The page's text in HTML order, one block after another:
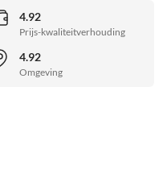
4.92
Prijs-kwaliteitverhouding
4.92
Omgeving